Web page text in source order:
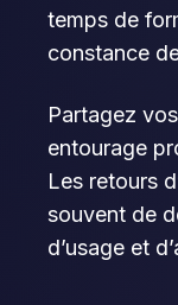
temps de
constance
Partagez
entourage
Les retours
souvent de
d’usage et